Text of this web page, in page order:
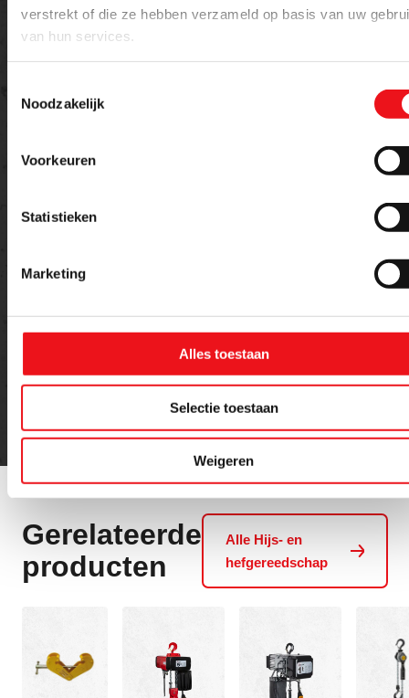
verstrekt of die ze hebben verzameld op basis van uw
van hun services.
Noodzakelijk
Voorkeuren
Statistieken
Marketing
Alles toestaan
Selectie toestaan
Weigeren
Gerelateerde
producten
Alle Hijs- en
hefgereedschap